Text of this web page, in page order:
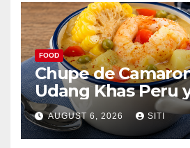
FOOD
Chupe de
Udang Khas Peru
Lezat
AUGUST 6, 2026 SITI